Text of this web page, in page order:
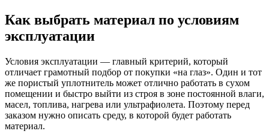
Как выбрать материал по условиям
эксплуатации
Условия эксплуатации — главный критерий, который
отличает грамотный подбор от покупки «на глаз». Один и тот
же пористый уплотнитель может отлично работать в сухом
помещении и быстро выйти из строя в зоне постоянной влаги,
масел, топлива, нагрева или ультрафиолета. Поэтому перед
заказом нужно описать среду, в которой будет работать
материал.